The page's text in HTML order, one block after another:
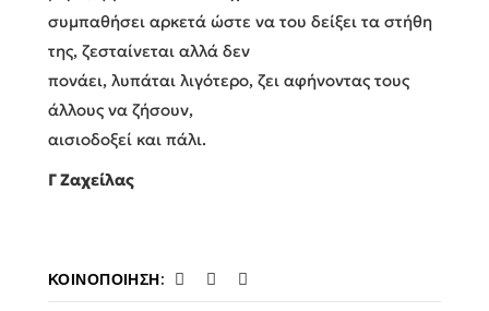
συμπαθήσει αρκετά ώστε να του δείξει τα στήθη
της, ζεσταίνεται αλλά δεν
πονάει, λυπάται λιγότερο, ζει αφήνοντας τους
άλλους να ζήσουν,
αισιοδοξεί και πάλι.
Γ Ζαχείλας
ΚΟΙΝΟΠΟΊΗΣΗ: